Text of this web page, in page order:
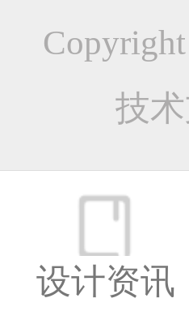
网页-
8年前
技术
设计资讯